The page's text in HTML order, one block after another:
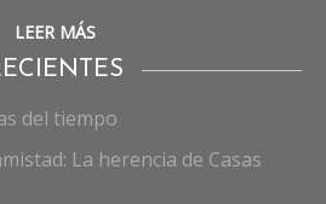
LEER MÁS
del tiempo
La herencia de Casas